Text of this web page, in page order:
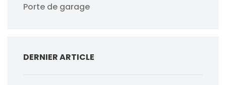
Porte de garage
DERNIER ARTICLE